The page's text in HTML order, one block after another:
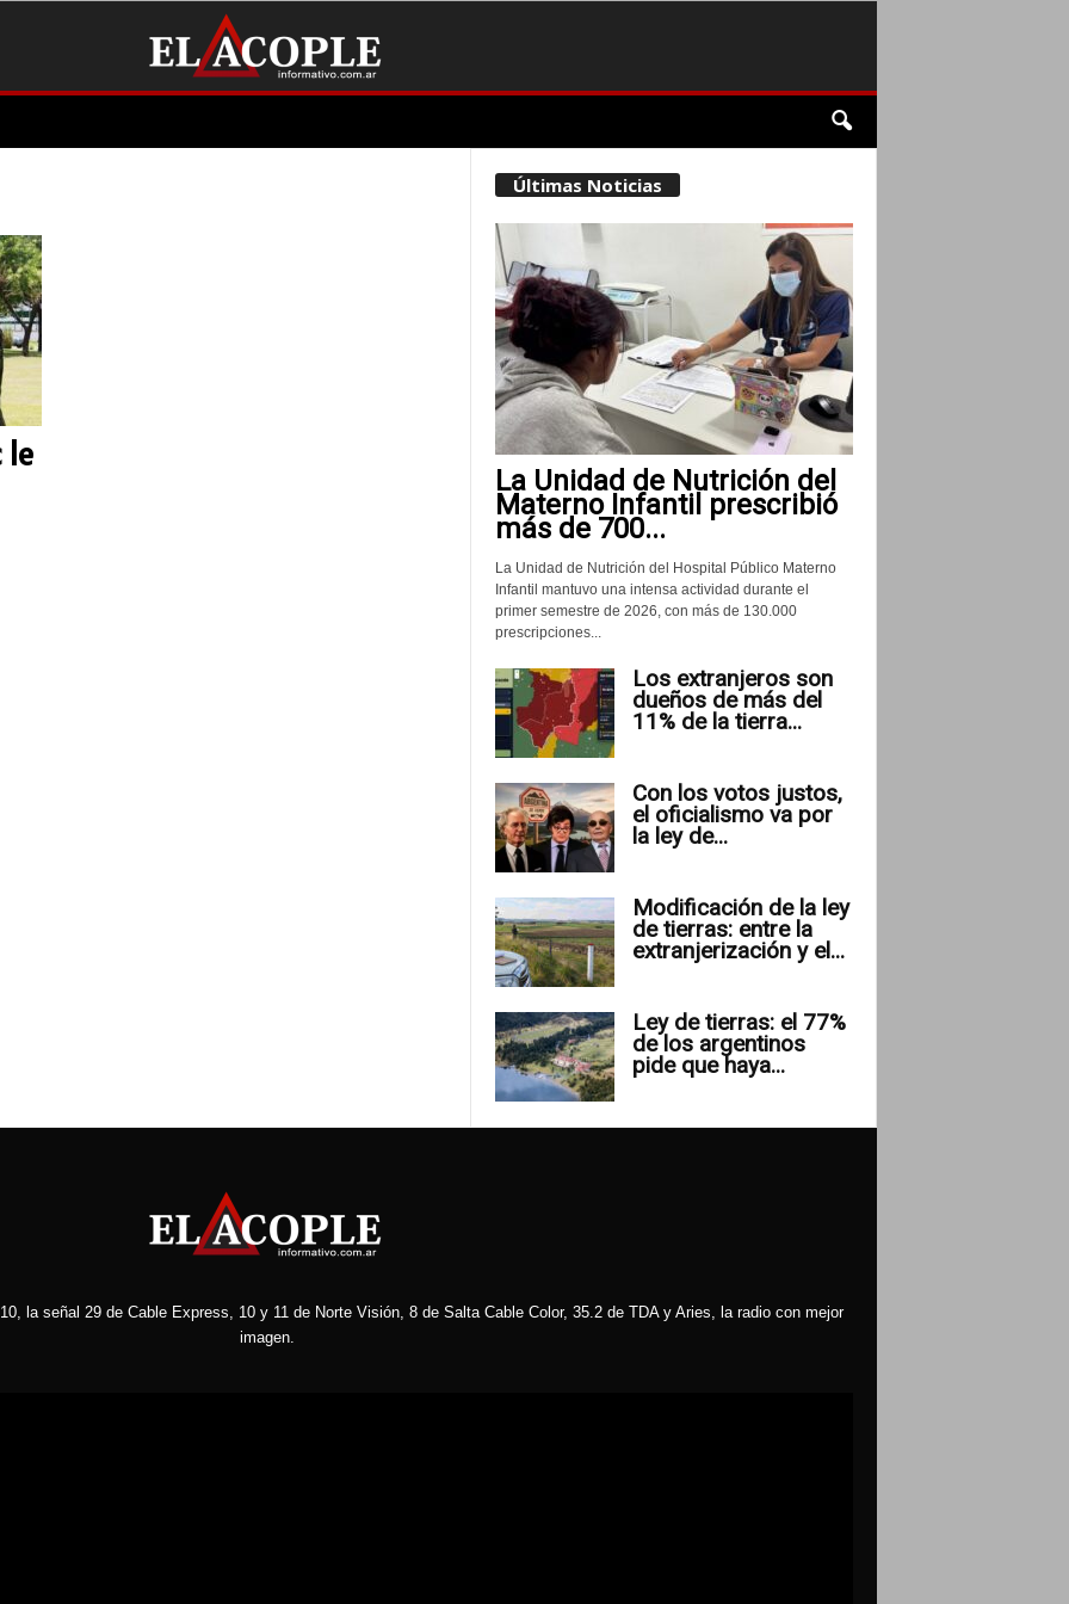
le
Últimas Noticias
La Unidad de Nutrición del
Materno Infantil prescribió
más de 700...
La Unidad de Nutrición del Hospital Público Materno
Infantil mantuvo una intensa actividad durante el
primer semestre de 2026, con más de 130.000
prescripciones...
Los extranjeros son
dueños de más del
11% de la tierra...
Con los votos justos,
el oficialismo va por
la ley de...
Modificación de la ley
de tierras: entre la
extranjerización y el...
Ley de tierras: el 77%
de los argentinos
pide que haya...
la señal 29 de Cable Express, 10 y 11 de Norte Visión, 8 de Salta Cable Color, 35.2 de TDA y Aries, la radio con mejor
imagen.